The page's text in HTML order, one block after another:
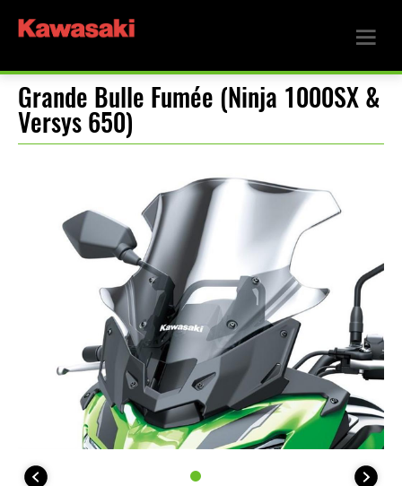
Grande Bulle Fumée (Ninja 1000SX &
Versys 650)